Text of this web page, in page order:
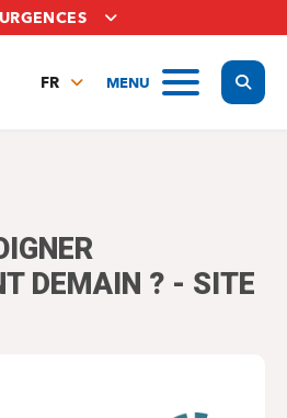
URGENCES
MENU
FR
DEMAIN ? - SITE